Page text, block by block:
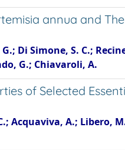
annua and
Di Simone, S. C.;
G.; Chiavaroli, A.
of Selected
Acquaviva, A.;